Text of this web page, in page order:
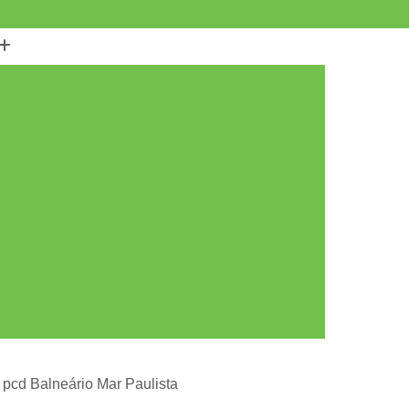
e Freio Solo
Acelerador e Freio Solo Pcd
Balneário Mar Paulista